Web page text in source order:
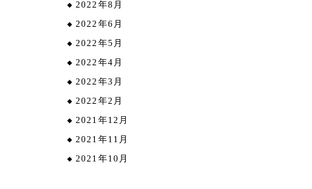
2022年8月
2022年6月
2022年5月
2022年4月
2022年3月
2022年2月
2021年12月
2021年11月
2021年10月